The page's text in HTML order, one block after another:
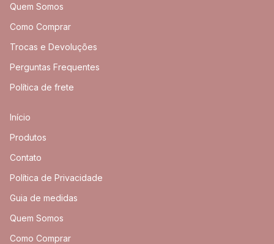
Quem Somos
Como Comprar
Trocas e Devoluções
Perguntas Frequentes
Política de frete
Início
Produtos
Contato
Política de Privacidade
Guia de medidas
Quem Somos
Como Comprar